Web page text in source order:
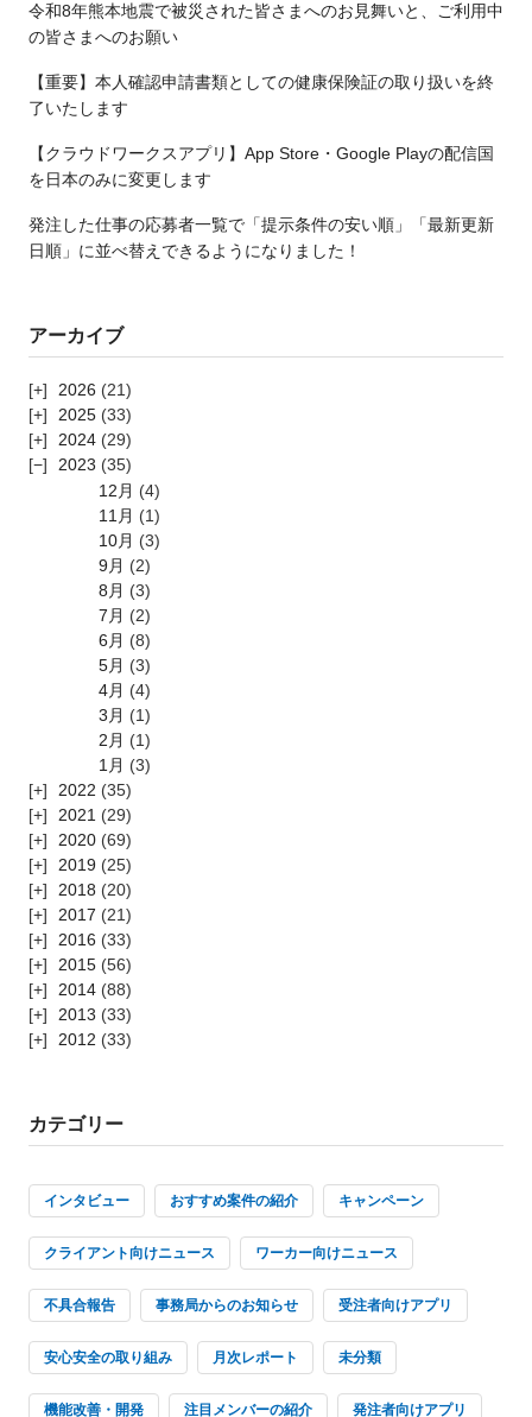
令和8年熊本地震で被災された皆さまへのお見舞いと、ご利用中
の皆さまへのお願い
【重要】本人確認申請書類としての健康保険証の取り扱いを終
了いたします
【クラウドワークスアプリ】App Store・Google Playの配信国
を日本のみに変更します
発注した仕事の応募者一覧で「提示条件の安い順」「最新更新
日順」に並べ替えできるようになりました！
アーカイブ
2026 (21)
2025 (33)
2024 (29)
2023 (35)
12月 (4)
11月 (1)
10月 (3)
9月 (2)
8月 (3)
7月 (2)
6月 (8)
5月 (3)
4月 (4)
3月 (1)
2月 (1)
1月 (3)
2022 (35)
2021 (29)
2020 (69)
2019 (25)
2018 (20)
2017 (21)
2016 (33)
2015 (56)
2014 (88)
2013 (33)
2012 (33)
カテゴリー
インタビュー おすすめ案件の紹介 キャンペーン
クライアント向けニュース ワーカー向けニュース
不具合報告 事務局からのお知らせ 受注者向けアプリ
安心安全の取り組み 月次レポート 未分類
機能改善・開発 注目メンバーの紹介 発注者向けアプリ